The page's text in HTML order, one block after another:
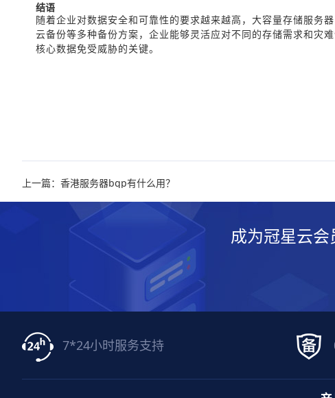
结语
随着企业对数据安全和可靠性的要求越来越高，大容量存储服务
云备份等多种备份方案，企业能够灵活应对不同的存储需求和灾
核心数据免受威胁的关键。
上一篇：香港服务器bgp有什么用？
成为冠星云会
7*24小时服务支持